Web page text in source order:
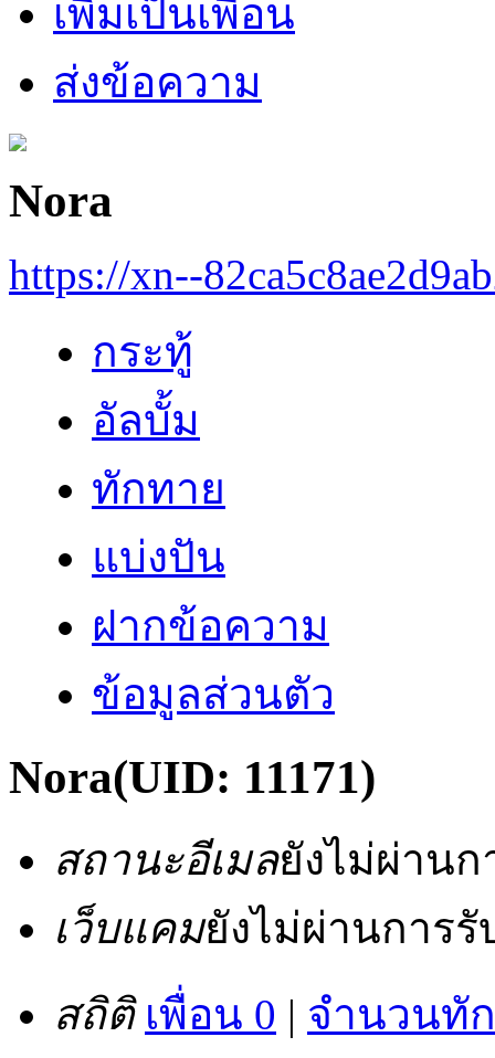
เพิ่มเป็นเพื่อน
ส่งข้อความ
Nora
https://xn--
กระทู้
อัลบั้ม
ทักทาย
แบ่งปัน
ฝากข้อความ
ข้อมูลส่วนตัว
Nora(UID: 11171)
สถานะอีเมลยังไม่ผ่านก
เว็บแคมยังไม่ผ่านการรั
สถิติ เพื่อน 0 | จำนวนทั